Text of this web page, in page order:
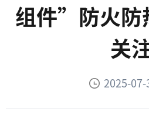
组件”防火防
关
2025-07-